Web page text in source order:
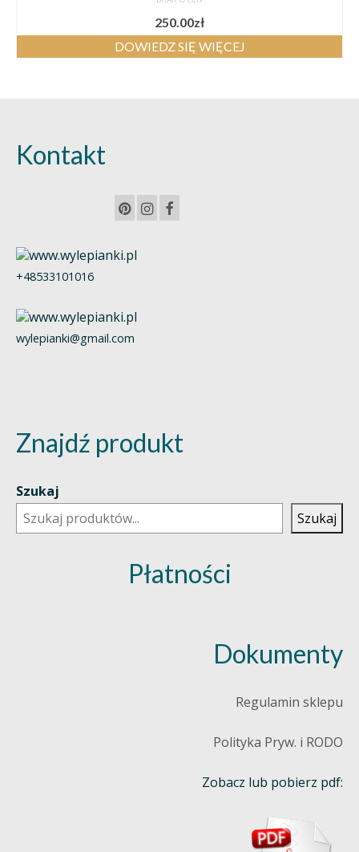
250.00zł
DOWIEDZ SIĘ WIĘCEJ
Kontakt
+48533101016
wylepianki@gmail.com
Znajdź produkt
Szukaj
Szukaj
Płatności
Dokumenty
Regulamin sklepu
Polityka Pryw. i RODO
Zobacz lub pobierz pdf: